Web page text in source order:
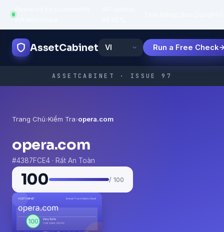
infrastructure
AssetCabinet Run a Free Check
ASSETCABINET · ISSUE 97
Trang Chủ›Kiểm Tra›opera.com
opera.com
#4387FCE4 · Rất An Toàn
100 / 100